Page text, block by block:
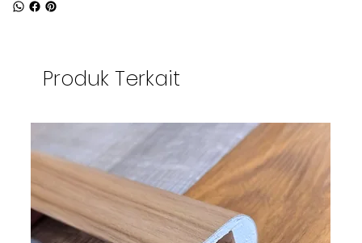
Produk Terkait